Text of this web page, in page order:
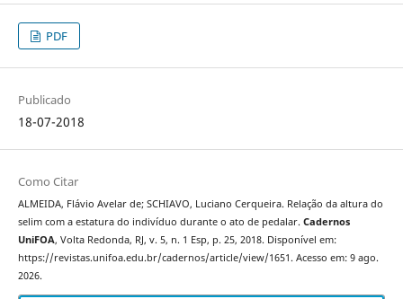
PDF
Publicado
18-07-2018
Como Citar
ALMEIDA, Flávio Avelar de; SCHIAVO, Luciano Cerqueira. Relação da altura do
selim com a estatura do indivíduo durante o ato de pedalar. Cadernos
UniFOA, Volta Redonda, RJ, v. 5, n. 1 Esp, p. 25, 2018. Disponível em:
https://revistas.unifoa.edu.br/cadernos/article/view/1651. Acesso em: 9 ago.
2026.